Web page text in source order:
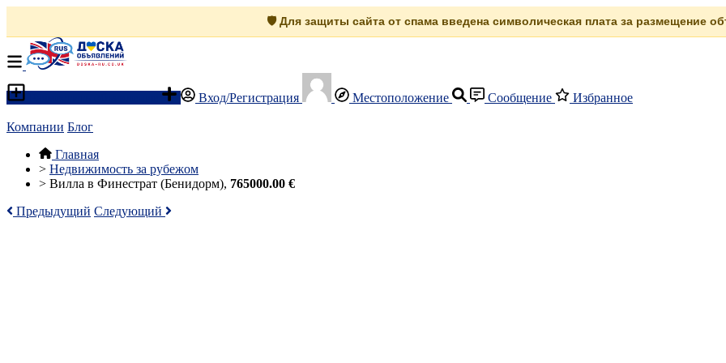
🛡️ Для защиты сайта от спама введена символическая плата за размещение
Вход/Регистрация Местоположение Сообщение Избранное
Компании Блог
Главная
> Недвижимость за рубежом
> Вилла в Финестрат (Бенидорм), 765000.00 €
Предыдущий Следующий